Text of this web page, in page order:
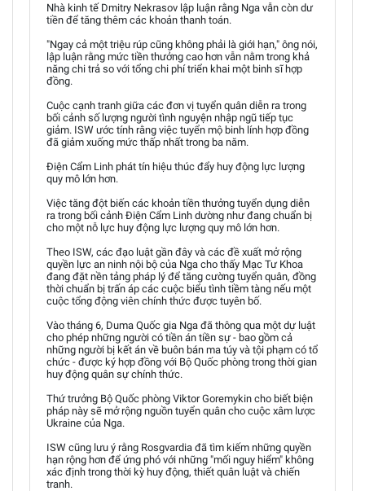
Nhà kinh tế Dmitry Nekrasov lập luận rằng Nga vẫn còn dư
tiền để tăng thêm các khoản thanh toán.
"Ngay cả một triệu rúp cũng không phải là giới hạn," ông nói,
lập luận rằng mức tiền thưởng cao hơn vẫn nằm trong khả
năng chi trả so với tổng chi phí triển khai một binh sĩ hợp
đồng.
Cuộc cạnh tranh giữa các đơn vị tuyển quân diễn ra trong
bối cảnh số lượng người tình nguyện nhập ngũ tiếp tục
giảm. ISW ước tính rằng việc tuyển mộ binh lính hợp đồng
đã giảm xuống mức thấp nhất trong ba năm.
Điện Cẩm Linh phát tín hiệu thúc đẩy huy động lực lượng
quy mô lớn hơn.
Việc tăng đột biến các khoản tiền thưởng tuyển dụng diễn
ra trong bối cảnh Điện Cẩm Linh dường như đang chuẩn bị
cho một nỗ lực huy động lực lượng quy mô lớn hơn.
Theo ISW, các đạo luật gần đây và các đề xuất mở rộng
quyền lực an ninh nội bộ của Nga cho thấy Mạc Tư Khoa
đang đặt nền tảng pháp lý để tăng cường tuyển quân, đồng
thời chuẩn bị trấn áp các cuộc biểu tình tiềm tàng nếu một
cuộc tổng động viên chính thức được tuyên bố.
Vào tháng 6, Duma Quốc gia Nga đã thông qua một dự luật
cho phép những người có tiền án tiền sự - bao gồm cả
những người bị kết án về buôn bán ma túy và tội phạm có tổ
chức - được ký hợp đồng với Bộ Quốc phòng trong thời gian
huy động quân sự chính thức.
Thứ trưởng Bộ Quốc phòng Viktor Goremykin cho biết biện
pháp này sẽ mở rộng nguồn tuyển quân cho cuộc xâm lược
Ukraine của Nga.
ISW cũng lưu ý rằng Rosgvardia đã tìm kiếm những quyền
hạn rộng hơn để ứng phó với những "mối nguy hiểm" không
xác định trong thời kỳ huy động, thiết quân luật và chiến
tranh.